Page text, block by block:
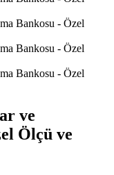
ve
Ölçü ve